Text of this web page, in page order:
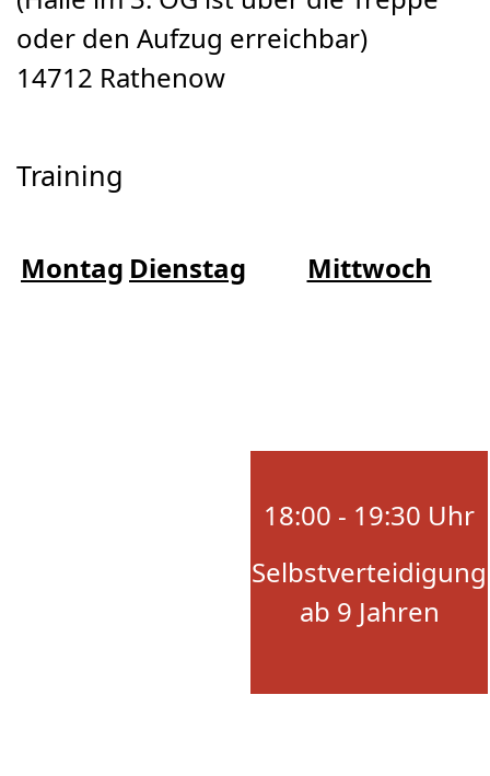
oder den Aufzug erreichbar)
14712 Rathenow
Training
Montag Dienstag Mittwoch
18:00 - 19:30 Uhr
Selbstverteidigung
ab 9 Jahren